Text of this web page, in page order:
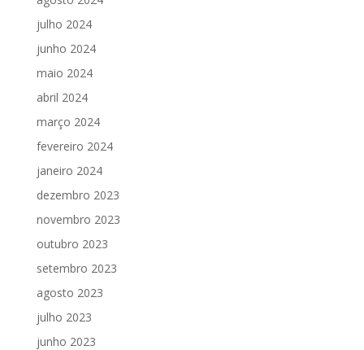
julho 2024
junho 2024
maio 2024
abril 2024
março 2024
fevereiro 2024
janeiro 2024
dezembro 2023
novembro 2023
outubro 2023
setembro 2023
agosto 2023
julho 2023
junho 2023